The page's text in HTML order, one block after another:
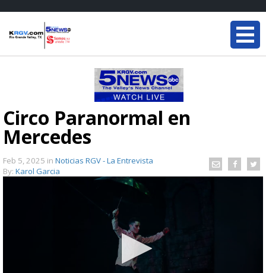
Circo Paranormal en
Mercedes
Feb 5, 2025 in Noticias RGV - La Entrevista
By: Karol Garcia